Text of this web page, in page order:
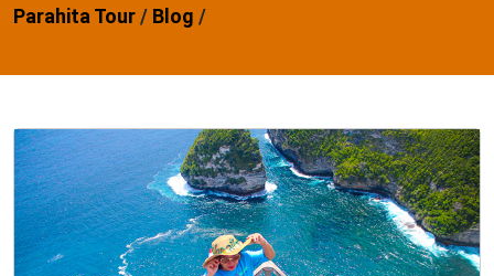
Parahita Tour/ Blog /